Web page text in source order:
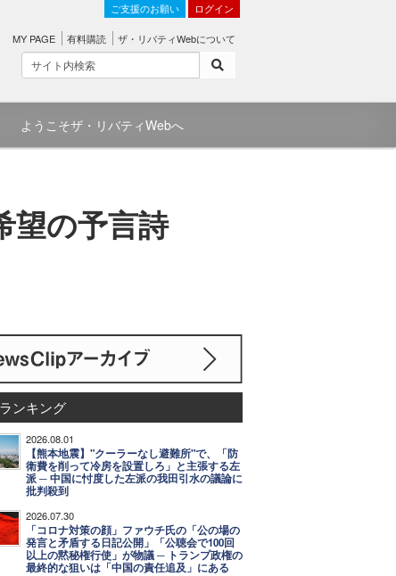
ご支援のお願い ログイン
MY PAGE 有料購読 ザ・リバティWebについて
ようこそザ・リバティWebへ
望の予言詩
ンキング
2026.08.01
【熊本地震】"クーラーなし避難所"で、「防
衛費を削って冷房を設置しろ」と主張する左
派 ─ 中国に忖度した左派の我田引水の議論に
批判殺到
2026.07.30
「コロナ対策の顔」ファウチ氏の「公の場の
発言と矛盾する日記公開」「公聴会で100回
以上の黙秘権行使」が物議 ─ トランプ政権の
最終的な狙いは「中国の責任追及」にある